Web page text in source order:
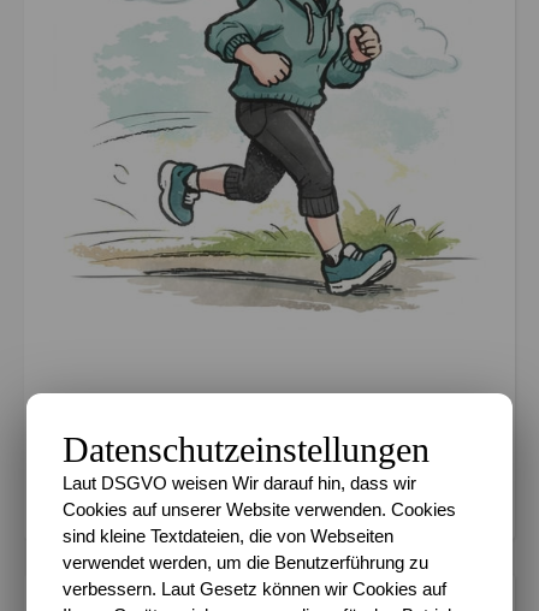
Ziel 600 km in 2026
Datenschutzeinstellungen
Laut DSGVO weisen Wir darauf hin, dass wir
Cookies auf unserer Website verwenden. Cookies
sind kleine Textdateien, die von Webseiten
verwendet werden, um die Benutzerführung zu
verbessern. Laut Gesetz können wir Cookies auf